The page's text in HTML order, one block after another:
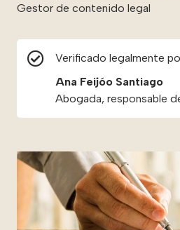
Gestor de contenido legal
Verificado legalmente
Ana Feijóo Santiago
Abogada, responsable